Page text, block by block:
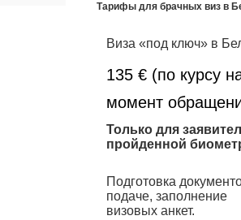
Тарифы для брачных виз в
Виза «под ключ» в
135 € (по курсу
момент
Только для
пройденной
Подготовка
подаче, заполнение
визовых анкет.